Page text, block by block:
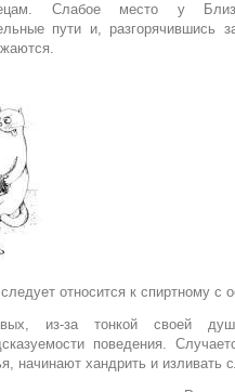
Слабое место у
пути и, разгорячившись
относится к спиртному с
из-за тонкой своей
поведения.
начинают хандрить и изливать